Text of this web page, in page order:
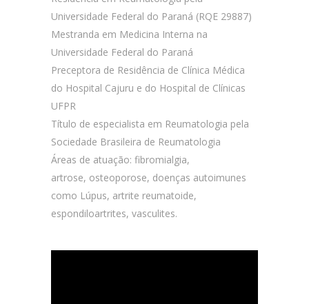
Universidade Federal do Paraná (RQE 29887)
Mestranda em Medicina Interna na
Universidade Federal do Paraná
Preceptora de Residência de Clínica Médica
do Hospital Cajuru e do Hospital de Clínicas
UFPR
Título de especialista em Reumatologia pela
Sociedade Brasileira de Reumatologia
Áreas de atuação: fibromialgia,
artrose, osteoporose, doenças autoimunes
como Lúpus, artrite reumatoide,
espondiloartrites, vasculites.